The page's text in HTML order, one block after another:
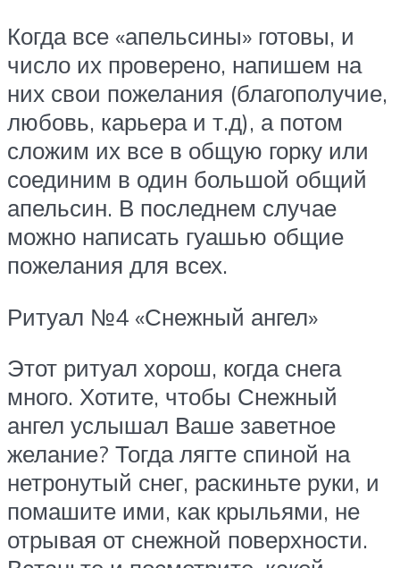
Когда все «апельсины» готовы, и
число их проверено, напишем на
них свои пожелания (благополучие,
любовь, карьера и т.д), а потом
сложим их все в общую горку или
соединим в один большой общий
апельсин. В последнем случае
можно написать гуашью общие
пожелания для всех.
Ритуал №4 «Снежный ангел»
Этот ритуал хорош, когда снега
много. Хотите, чтобы Снежный
ангел услышал Ваше заветное
желание? Тогда лягте спиной на
нетронутый снег, раскиньте руки, и
помашите ими, как крыльями, не
отрывая от снежной поверхности.